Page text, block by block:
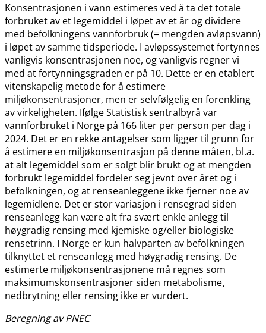
Konsentrasjonen i vann estimeres ved å ta det totale
forbruket av et legemiddel i løpet av et år og dividere
med befolkningens vannforbruk (= mengden avløpsvann)
i løpet av samme tidsperiode. I avløpssystemet fortynnes
vanligvis konsentrasjonen noe, og vanligvis regner vi
med at fortynningsgraden er på 10. Dette er en etablert
vitenskapelig metode for å estimere
miljøkonsentrasjoner, men er selvfølgelig en forenkling
av virkeligheten. Ifølge Statistisk sentralbyrå var
vannforbruket i Norge på 166 liter per person per dag i
2024. Det er en rekke antagelser som ligger til grunn for
å estimere en miljøkonsentrasjon på denne måten, bl.a.
at alt legemiddel som er solgt blir brukt og at mengden
forbrukt legemiddel fordeler seg jevnt over året og i
befolkningen, og at renseanleggene ikke fjerner noe av
legemidlene. Det er stor variasjon i rensegrad siden
renseanlegg kan være alt fra svært enkle anlegg til
høygradig rensing med kjemiske og​/​eller biologiske
rensetrinn. I Norge er kun halvparten av befolkningen
tilknyttet et renseanlegg med høygradig rensing. De
estimerte miljøkonsentrasjonene må regnes som
maksimumskonsentrasjoner siden metabolisme,
nedbrytning eller rensing ikke er vurdert.
Beregning av PNEC